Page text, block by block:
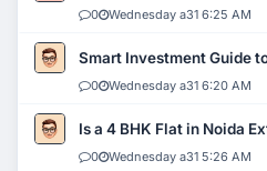
0 Wednesday a31 6:25 AM
Smart Investment Guide
0 Wednesday a31 6:20 AM
Is a 4 BHK Flat in Noida
0 Wednesday a31 5:26 AM